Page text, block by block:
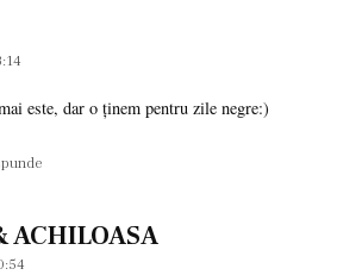
este, dar o ţinem pentru zile negre:)
ACHILOASAsays: